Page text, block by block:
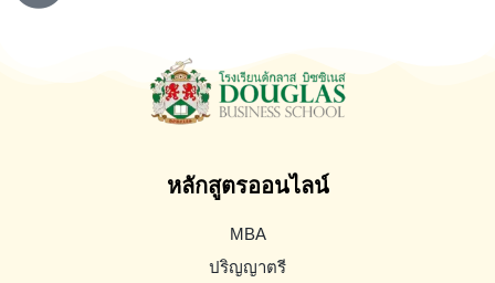
หลักสูตรออนไลน์
MBA
ปริญญาตรี